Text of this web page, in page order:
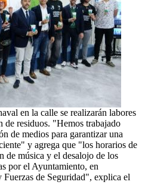
en la calle se realizarán labores
de residuos. "Hemos trabajado
de medios para garantizar una
y agrega que "los horarios de
de música y el desalojo de los
por el Ayuntamiento, en
de Seguridad", explica el